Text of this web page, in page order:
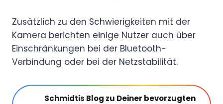
Zusätzlich zu den Schwierigkeiten mit der
Kamera berichten einige Nutzer auch über
Einschränkungen bei der Bluetooth-
Verbindung oder bei der Netzstabilität.
Schmidtis Blog zu Deiner bevorzugten